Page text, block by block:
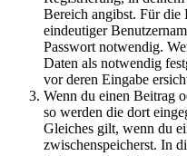
Bereich angibst. Für die
eindeutiger
Passwort notwendig.
Daten als notwendig
vor deren Eingabe
Wenn du einen Beitrag
so werden die dort
Gleiches gilt, wenn du
zwischenspeicherst. In